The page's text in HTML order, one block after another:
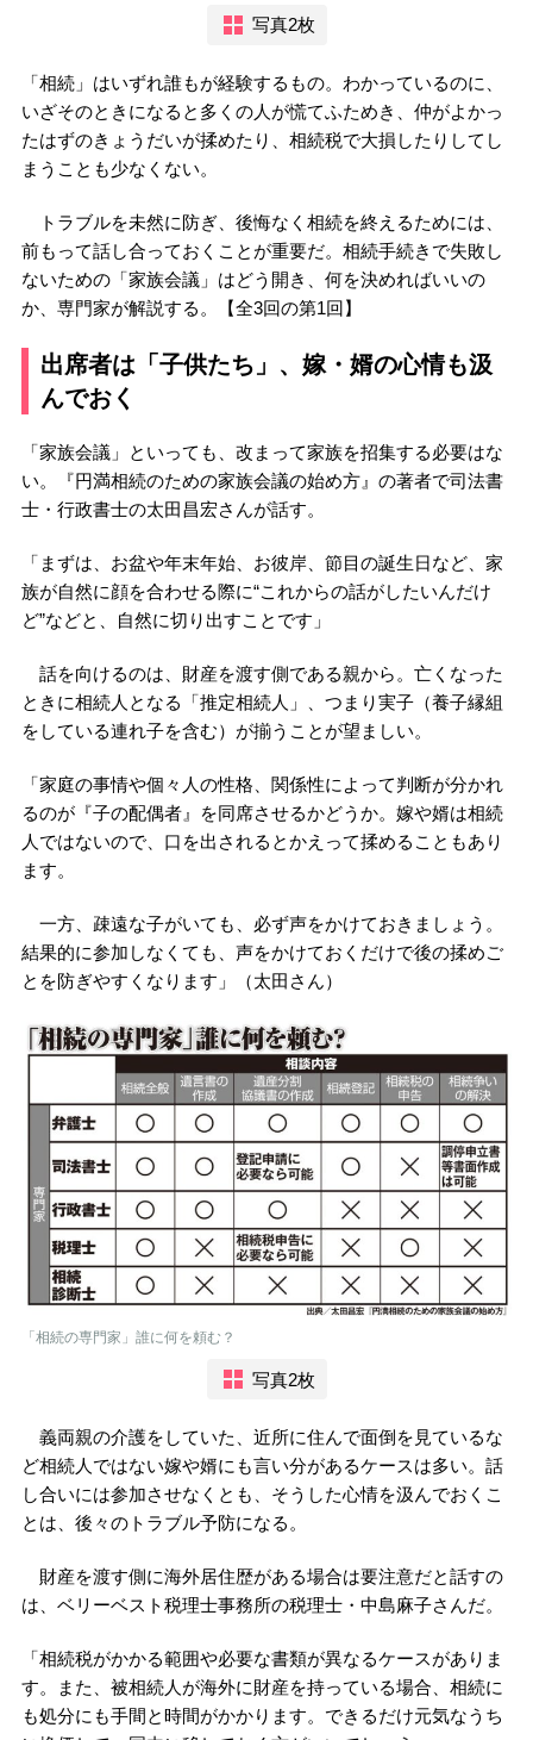
写真2枚
「相続」はいずれ誰もが経験するもの。わかっているのに、
いざそのときになると多くの人が慌てふためき、仲がよかっ
たはずのきょうだいが揉めたり、相続税で大損したりしてし
まうことも少なくない。
トラブルを未然に防ぎ、後悔なく相続を終えるためには、
前もって話し合っておくことが重要だ。相続手続きで失敗し
ないための「家族会議」はどう開き、何を決めればいいの
か、専門家が解説する。【全3回の第1回】
出席者は「子供たち」、嫁・婿の心情も汲
んでおく
「家族会議」といっても、改まって家族を招集する必要はな
い。『円満相続のための家族会議の始め方』の著者で司法書
士・行政書士の太田昌宏さんが話す。
「まずは、お盆や年末年始、お彼岸、節目の誕生日など、家
族が自然に顔を合わせる際に“これからの話がしたいんだけ
ど”などと、自然に切り出すことです」
話を向けるのは、財産を渡す側である親から。亡くなった
ときに相続人となる「推定相続人」、つまり実子（養子縁組
をしている連れ子を含む）が揃うことが望ましい。
「家庭の事情や個々人の性格、関係性によって判断が分かれ
るのが『子の配偶者』を同席させるかどうか。嫁や婿は相続
人ではないので、口を出されるとかえって揉めることもあり
ます。
一方、疎遠な子がいても、必ず声をかけておきましょう。
結果的に参加しなくても、声をかけておくだけで後の揉めご
とを防ぎやすくなります」（太田さん）
「相続の専門家」誰に何を頼む？
写真2枚
義両親の介護をしていた、近所に住んで面倒を見ているな
ど相続人ではない嫁や婿にも言い分があるケースは多い。話
し合いには参加させなくとも、そうした心情を汲んでおくこ
とは、後々のトラブル予防になる。
財産を渡す側に海外居住歴がある場合は要注意だと話すの
は、ベリーベスト税理士事務所の税理士・中島麻子さんだ。
「相続税がかかる範囲や必要な書類が異なるケースがありま
す。また、被相続人が海外に財産を持っている場合、相続に
も処分にも手間と時間がかかります。できるだけ元気なうち